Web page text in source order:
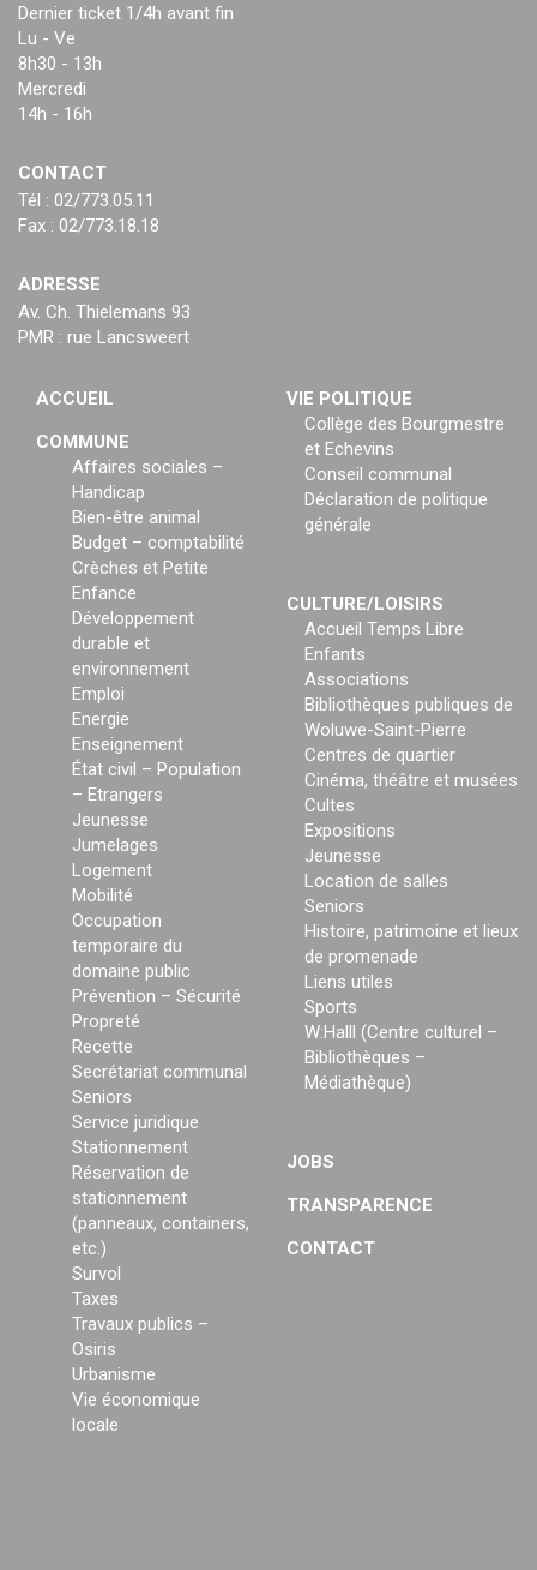
Dernier ticket 1/4h avant fin
Lu - Ve
8h30 - 13h
Mercredi
14h - 16h
CONTACT
Tél : 02/773.05.11
Fax : 02/773.18.18
ADRESSE
Av. Ch. Thielemans 93
PMR : rue Lancsweert
ACCUEIL
COMMUNE
Affaires sociales –
Handicap
Bien-être animal
Budget – comptabilité
Crèches et Petite
Enfance
Développement
durable et
environnement
Emploi
Energie
Enseignement
État civil – Population
– Etrangers
Jeunesse
Jumelages
Logement
Mobilité
Occupation
temporaire du
domaine public
Prévention – Sécurité
Propreté
Recette
Secrétariat communal
Seniors
Service juridique
Stationnement
Réservation de
stationnement
(panneaux, containers,
etc.)
Survol
Taxes
Travaux publics –
Osiris
Urbanisme
Vie économique
locale
VIE POLITIQUE
Collège des Bourgmestre
et Echevins
Conseil communal
Déclaration de politique
générale
CULTURE/LOISIRS
Accueil Temps Libre
Enfants
Associations
Bibliothèques publiques de
Woluwe-Saint-Pierre
Centres de quartier
Cinéma, théâtre et musées
Cultes
Expositions
Jeunesse
Location de salles
Seniors
Histoire, patrimoine et lieux
de promenade
Liens utiles
Sports
W:Halll (Centre culturel –
Bibliothèques –
Médiathèque)
JOBS
TRANSPARENCE
CONTACT